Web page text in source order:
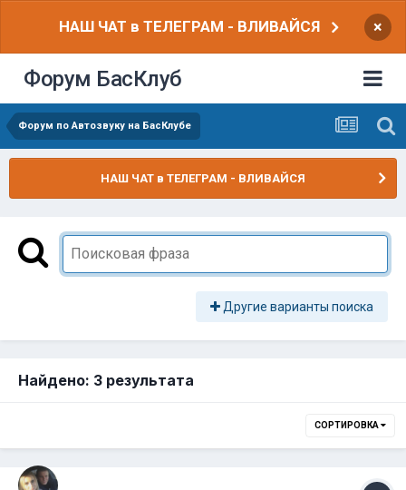
НАШ ЧАТ в ТЕЛЕГРАМ - ВЛИВАЙСЯ ×
Форум БасКлуб
Форум по Автозвуку на БасКлубе
НАШ ЧАТ в ТЕЛЕГРАМ - ВЛИВАЙСЯ
Другие варианты поиска
Найдено: 3 результата
СОРТИРОВКА